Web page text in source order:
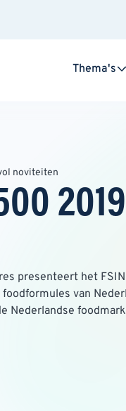
Thema's
noviteiten
presenteert het
van
Nederlandse